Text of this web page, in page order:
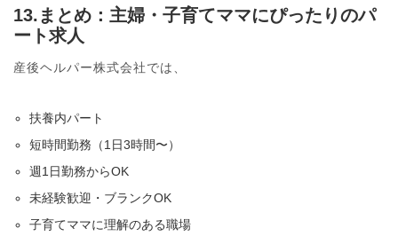
13.まとめ：主婦・子育てママにぴったりのパ
ート求人
産後ヘルパー株式会社では、
扶養内パート
短時間勤務（1日3時間〜）
週1日勤務からOK
未経験歓迎・ブランクOK
子育てママに理解のある職場